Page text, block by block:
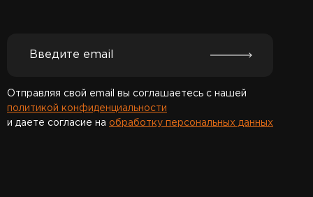
Отправляя свой email вы соглашаетесь с нашей
политикой конфиденциальности
и даете согласие на обработку персональных данных